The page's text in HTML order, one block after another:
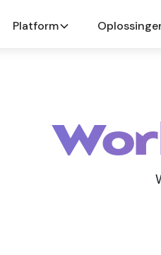
Platform